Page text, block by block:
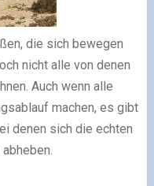
die sich bewegen
nicht alle von denen
Auch wenn alle
machen, es gibt
denen sich die echten